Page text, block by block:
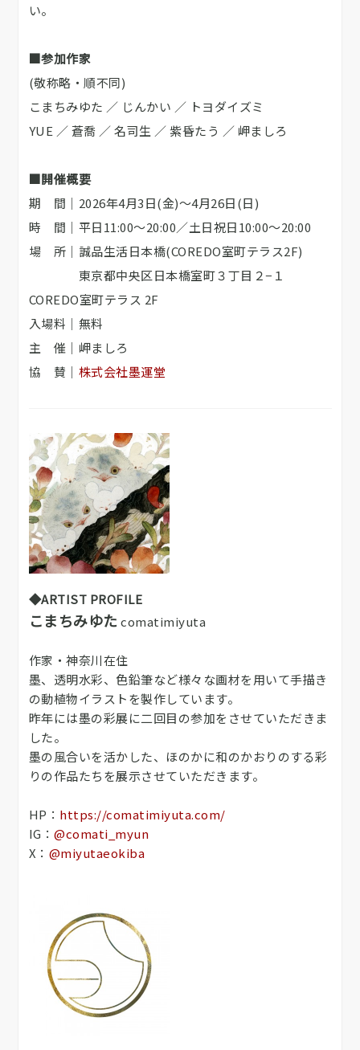
い。
​■参加作家
(敬称略・順不同)
こまちみゆた ／ じんかい ／ トヨダイズミ
YUE ／ 蒼喬 ／ 名司生 ／ 紫昏たう ／ 岬ましろ
■開催概要
期 間｜2026年4月3日(金)～4月26日(日)
時 間｜平日11:00～20:00／土日祝日10:00～20:00
場 所｜誠品生活日本橋(COREDO室町テラス2F)
東京都中央区日本橋室町３丁目２−１
COREDO室町テラス 2F
入場料｜無料
主 催｜岬ましろ
協 賛｜ ​株式会社墨運堂
◆ARTIST PROFILE
こまちみゆた comatimiyuta
作家・神奈川在住
墨、透明水彩、色鉛筆など様々な画材を用いて手描き
の動植物イラストを製作しています。
昨年には墨の彩展に二回目の参加をさせていただきま
した。
墨の風合いを活かした、ほのかに和のかおりのする彩
りの作品たちを展示させていただきます。
HP： https://comatimiyuta.com/
IG： @comati_myun
X： @miyutaeokiba